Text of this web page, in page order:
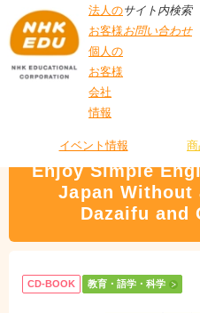
法人の
お客様
個人の
お客様
会社
情報
サイト内検索
お問い合わせ
イベント情報
Without a Map ～Nikko, Dazaifu and
Enjoy Simple
Japan Without
Dazaifu and
CD-BOOK 教育・語学・科学